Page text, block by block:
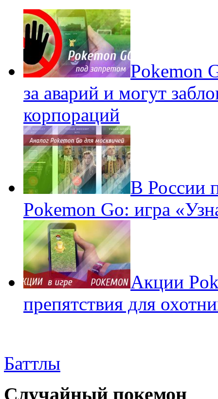
Pokеmon
за аварий и могут
корпораций
В России
Pokemon Go: игра
Акции
препятствия для
Баттлы
Случайный покемон